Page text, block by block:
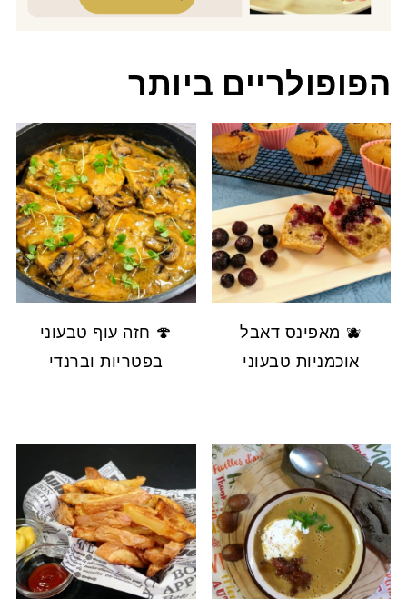
הפופולריים ביותר
🫐 מאפינס דאבל
אוכמניות טבעוני
🍄 חזה עוף טבעוני
בפטריות וברנדי